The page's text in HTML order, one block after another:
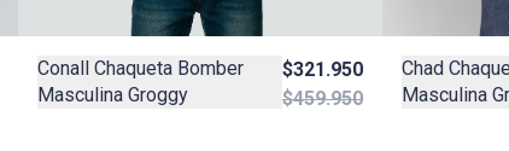
Conall Chaqueta Bomber
Masculina Groggy
$321.950
$459.950
Chad
Masculina